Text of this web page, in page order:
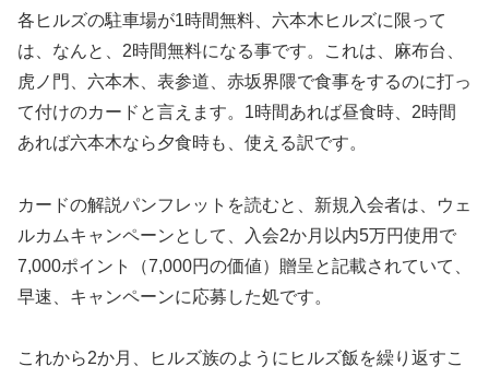
各ヒルズの駐車場が1時間無料、六本木ヒルズに限って
は、なんと、2時間無料になる事です。これは、麻布台、
虎ノ門、六本木、表参道、赤坂界隈で食事をするのに打っ
て付けのカードと言えます。1時間あれば昼食時、2時間
あれば六本木なら夕食時も、使える訳です。
カードの解説パンフレットを読むと、新規入会者は、ウェ
ルカムキャンペーンとして、入会2か月以内5万円使用で
7,000ポイント（7,000円の価値）贈呈と記載されていて、
早速、キャンペーンに応募した処です。
これから2か月、ヒルズ族のようにヒルズ飯を繰り返すこ